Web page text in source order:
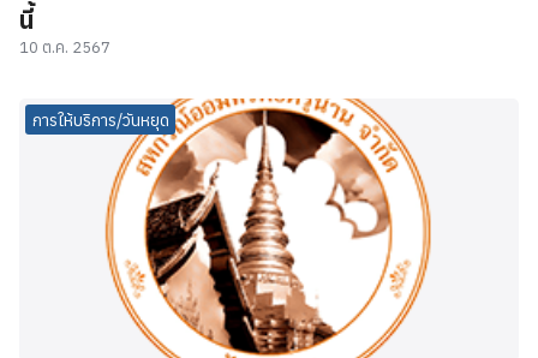
นี้
10 ต.ค. 2567
การให้บริการ/วันหยุด